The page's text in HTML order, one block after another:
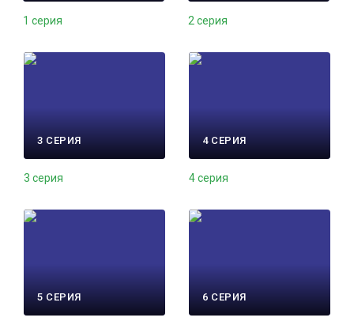
1 серия 2 серия
3 СЕРИЯ
3 серия
4 СЕРИЯ
4 серия
5 СЕРИЯ 6 СЕРИЯ